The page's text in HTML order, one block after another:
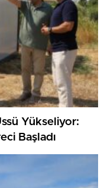
Yükseliyor:
Başladı